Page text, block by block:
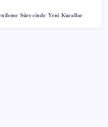
Sürecinde Yeni Kurallar